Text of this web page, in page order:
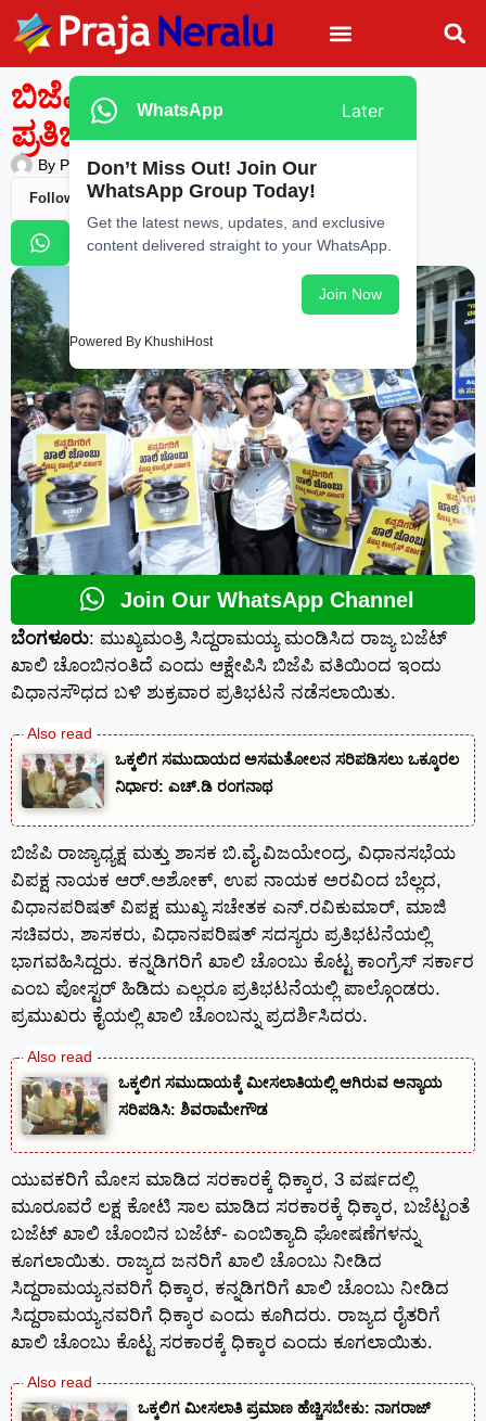
ಬಿಜೆಪಿಯಿಂದ ಖಾಲಿ ಚೊಂಬಿನ
ಪ್ರತಿಭಟನೆ
By Praja Neralu — March 6, 2026 10:20 PM
Follow Us
Join Our WhatsApp Channel
ಬೆಂಗಳೂರು: ಮುಖ್ಯಮಂತ್ರಿ ಸಿದ್ದರಾಮಯ್ಯ ಮಂಡಿಸಿದ ರಾಜ್ಯ ಬಜೆಟ್
ಖಾಲಿ ಚೊಂಬಿನಂತಿದೆ ಎಂದು ಆಕ್ಷೇಪಿಸಿ ಬಿಜೆಪಿ ವತಿಯಿಂದ ಇಂದು
ವಿಧಾನಸೌಧದ ಬಳಿ ಶುಕ್ರವಾರ ಪ್ರತಿಭಟನೆ ನಡೆಸಲಾಯಿತು.
ಒಕ್ಕಲಿಗ ಸಮುದಾಯದ ಅಸಮತೋಲನ ಸರಿಪಡಿಸಲು ಒಕ್ಕೂರಲ
ನಿರ್ಧಾರ: ಎಚ್.ಡಿ ರಂಗನಾಥ
ಬಿಜೆಪಿ ರಾಜ್ಯಾಧ್ಯಕ್ಷ ಮತ್ತು ಶಾಸಕ ಬಿ.ವೈ.ವಿಜಯೇಂದ್ರ, ವಿಧಾನಸಭೆಯ
ವಿಪಕ್ಷ ನಾಯಕ ಆರ್.ಅಶೋಕ್, ಉಪ ನಾಯಕ ಅರವಿಂದ ಬೆಲ್ಲದ,
ವಿಧಾನಪರಿಷತ್ ವಿಪಕ್ಷ ಮುಖ್ಯ ಸಚೇತಕ ಎನ್.ರವಿಕುಮಾರ್, ಮಾಜಿ
ಸಚಿವರು, ಶಾಸಕರು, ವಿಧಾನಪರಿಷತ್ ಸದಸ್ಯರು ಪ್ರತಿಭಟನೆಯಲ್ಲಿ
ಭಾಗವಹಿಸಿದ್ದರು. ಕನ್ನಡಿಗರಿಗೆ ಖಾಲಿ ಚೊಂಬು ಕೊಟ್ಟ ಕಾಂಗ್ರೆಸ್ ಸರ್ಕಾರ
ಎಂಬ ಪೋಸ್ಟರ್ ಹಿಡಿದು ಎಲ್ಲರೂ ಪ್ರತಿಭಟನೆಯಲ್ಲಿ ಪಾಲ್ಗೊಂಡರು.
ಪ್ರಮುಖರು ಕೈಯಲ್ಲಿ ಖಾಲಿ ಚೊಂಬನ್ನು ಪ್ರದರ್ಶಿಸಿದರು.
ಒಕ್ಕಲಿಗ ಸಮುದಾಯಕ್ಕೆ ಮೀಸಲಾತಿಯಲ್ಲಿ ಆಗಿರುವ ಅನ್ಯಾಯ
ಸರಿಪಡಿಸಿ: ಶಿವರಾಮೇಗೌಡ
ಯುವಕರಿಗೆ ಮೋಸ ಮಾಡಿದ ಸರಕಾರಕ್ಕೆ ಧಿಕ್ಕಾರ, 3 ವರ್ಷದಲ್ಲಿ
ಮೂರೂವರೆ ಲಕ್ಷ ಕೋಟಿ ಸಾಲ ಮಾಡಿದ ಸರಕಾರಕ್ಕೆ ಧಿಕ್ಕಾರ, ಬಜೆಟ್ಟಂತೆ
ಬಜೆಟ್ ಖಾಲಿ ಚೊಂಬಿನ ಬಜೆಟ್- ಎಂಬಿತ್ಯಾದಿ ಘೋಷಣೆಗಳನ್ನು
ಕೂಗಲಾಯಿತು. ರಾಜ್ಯದ ಜನರಿಗೆ ಖಾಲಿ ಚೊಂಬು ನೀಡಿದ
ಸಿದ್ದರಾಮಯ್ಯನವರಿಗೆ ಧಿಕ್ಕಾರ, ಕನ್ನಡಿಗರಿಗೆ ಖಾಲಿ ಚೊಂಬು ನೀಡಿದ
ಸಿದ್ದರಾಮಯ್ಯನವರಿಗೆ ಧಿಕ್ಕಾರ ಎಂದು ಕೂಗಿದರು. ರಾಜ್ಯದ ರೈತರಿಗೆ
ಖಾಲಿ ಚೊಂಬು ಕೊಟ್ಟ ಸರಕಾರಕ್ಕೆ ಧಿಕ್ಕಾರ ಎಂದು ಕೂಗಲಾಯಿತು.
ಒಕ್ಕಲಿಗ ಮೀಸಲಾತಿ ಪ್ರಮಾಣ ಹೆಚ್ಚಿಸಬೇಕು: ನಾಗರಾಜ್
WhatsApp Later
Don’t Miss Out! Join Our
WhatsApp Group Today!
Get the latest news, updates, and exclusive
content delivered straight to your WhatsApp.
Join Now
Powered By KhushiHost